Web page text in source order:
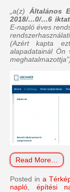
„a(z) Általános
2018/…0/…6
E-napló éves
(Azért kapta
alapadatainál Ön
Read More…
Posted ina
napló
építési